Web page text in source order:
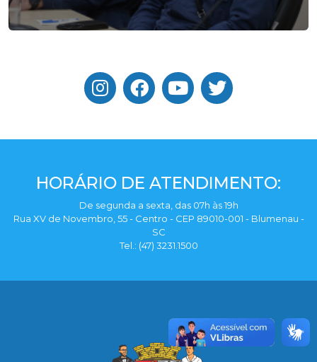
HORÁRIO DE ATENDIMENTO:
De segunda a sexta, das 07h às 19h
Rua XV de Novembro, 55 - Centro - CEP 89010-001 - Blumenau -
SC
Tel.: (47) 3231.1500